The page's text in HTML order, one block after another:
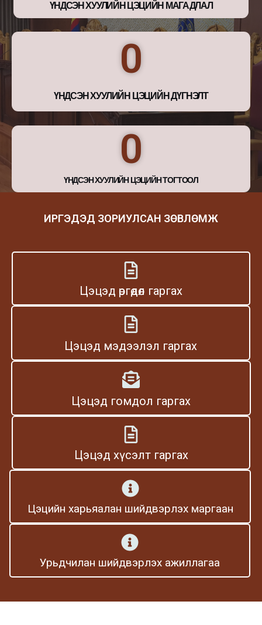
ҮНДСЭН ХУУЛИЙН ЦЭЦИЙН МАГАДЛАЛ
0
ҮНДСЭН ХУУЛИЙН ЦЭЦИЙН ДҮГНЭЛТ
0
ҮНДСЭН ХУУЛИЙН ЦЭЦИЙН ТОГТООЛ
ИРГЭДЭД ЗОРИУЛСАН ЗӨВЛӨМЖ
Цэцэд өргөдөл гаргах
Цэцэд мэдээлэл гаргах
Цэцэд гомдол гаргах
Цэцэд хүсэлт гаргах
Цэцийн харьяалан шийдвэрлэх маргаан
Урьдчилан шийдвэрлэх ажиллагаа